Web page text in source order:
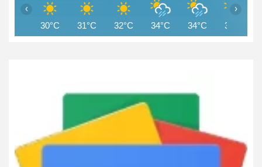
30°C 31°C 32°C 34°C 34°C 33°C
‹ ›